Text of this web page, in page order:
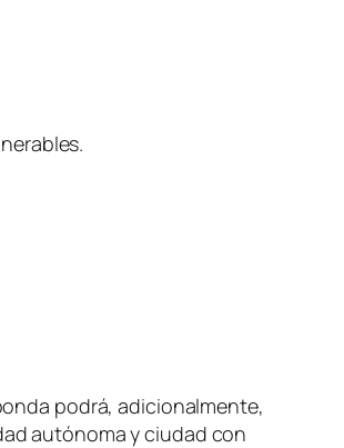
podrá, adicionalmente,
autónoma y ciudad con